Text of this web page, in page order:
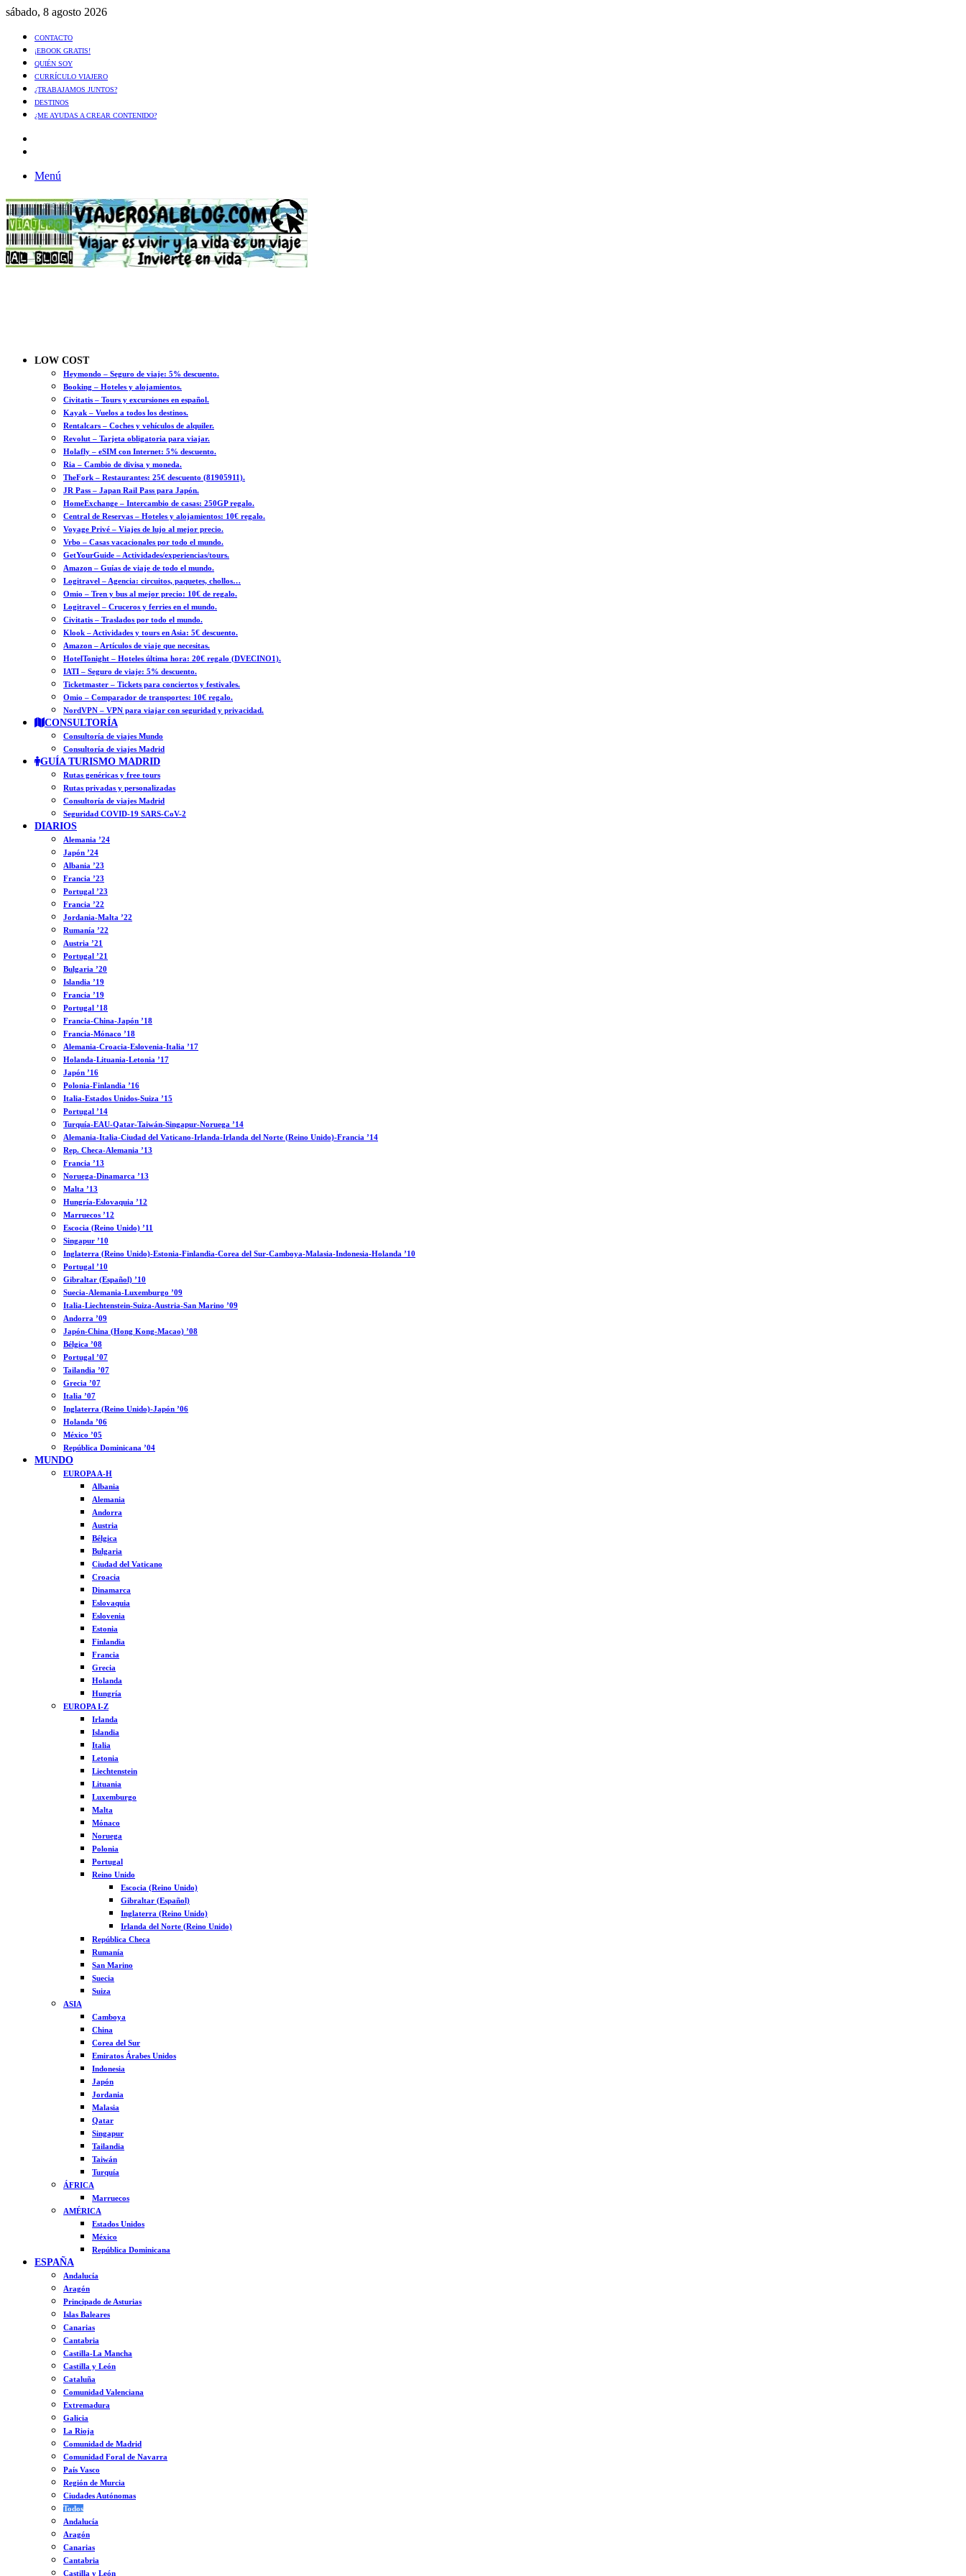
sábado, 8 agosto 2026
CONTACTO
¡EBOOK GRATIS!
QUIÉN SOY
CURRÍCULO VIAJERO
¿TRABAJAMOS JUNTOS?
DESTINOS
¿ME AYUDAS A CREAR CONTENIDO?
Menú
LOW COST
Heymondo – Seguro de viaje: 5% descuento.
Booking – Hoteles y alojamientos.
Civitatis – Tours y excursiones en español.
Kayak – Vuelos a todos los destinos.
Rentalcars – Coches y vehículos de alquiler.
Revolut – Tarjeta obligatoria para viajar.
Holafly – eSIM con Internet: 5% descuento.
Ria – Cambio de divisa y moneda.
TheFork – Restaurantes: 25€ descuento (81905911).
JR Pass – Japan Rail Pass para Japón.
HomeExchange – Intercambio de casas: 250GP regalo.
Central de Reservas – Hoteles y alojamientos: 10€ regalo.
Voyage Privé – Viajes de lujo al mejor precio.
Vrbo – Casas vacacionales por todo el mundo.
GetYourGuide – Actividades/experiencias/tours.
Amazon – Guías de viaje de todo el mundo.
Logitravel – Agencia: circuitos, paquetes, chollos…
Omio – Tren y bus al mejor precio: 10€ de regalo.
Logitravel – Cruceros y ferries en el mundo.
Civitatis – Traslados por todo el mundo.
Klook – Actividades y tours en Asia: 5€ descuento.
Amazon – Artículos de viaje que necesitas.
HotelTonight – Hoteles última hora: 20€ regalo (DVECINO1).
IATI – Seguro de viaje: 5% descuento.
Ticketmaster – Tickets para conciertos y festivales.
Omio – Comparador de transportes: 10€ regalo.
NordVPN – VPN para viajar con seguridad y privacidad.
CONSULTORÍA
Consultoría de viajes Mundo
Consultoría de viajes Madrid
GUÍA TURISMO MADRID
Rutas genéricas y free tours
Rutas privadas y personalizadas
Consultoría de viajes Madrid
Seguridad COVID-19 SARS-CoV-2
DIARIOS
Alemania ’24
Japón ’24
Albania ’23
Francia ’23
Portugal ’23
Francia ’22
Jordania-Malta ’22
Rumanía ’22
Austria ’21
Portugal ’21
Bulgaria ’20
Islandia ’19
Francia ’19
Portugal ’18
Francia-China-Japón ’18
Francia-Mónaco ’18
Alemania-Croacia-Eslovenia-Italia ’17
Holanda-Lituania-Letonia ’17
Japón ’16
Polonia-Finlandia ’16
Italia-Estados Unidos-Suiza ’15
Portugal ’14
Turquía-EAU-Qatar-Taiwán-Singapur-Noruega ’14
Alemania-Italia-Ciudad del Vaticano-Irlanda-Irlanda del Norte (Reino Unido)-Francia ’14
Rep. Checa-Alemania ’13
Francia ’13
Noruega-Dinamarca ’13
Malta ’13
Hungría-Eslovaquia ’12
Marruecos ’12
Escocia (Reino Unido) ’11
Singapur ’10
Inglaterra (Reino Unido)-Estonia-Finlandia-Corea del Sur-Camboya-Malasia-Indonesia-Holanda ’10
Portugal ’10
Gibraltar (Español) ’10
Suecia-Alemania-Luxemburgo ’09
Italia-Liechtenstein-Suiza-Austria-San Marino ’09
Andorra ’09
Japón-China (Hong Kong-Macao) ’08
Bélgica ’08
Portugal ’07
Tailandia ’07
Grecia ’07
Italia ’07
Inglaterra (Reino Unido)-Japón ’06
Holanda ’06
México ’05
República Dominicana ’04
MUNDO
EUROPA A-H
Albania
Alemania
Andorra
Austria
Bélgica
Bulgaria
Ciudad del Vaticano
Croacia
Dinamarca
Eslovaquia
Eslovenia
Estonia
Finlandia
Francia
Grecia
Holanda
Hungría
EUROPA I-Z
Irlanda
Islandia
Italia
Letonia
Liechtenstein
Lituania
Luxemburgo
Malta
Mónaco
Noruega
Polonia
Portugal
Reino Unido
Escocia (Reino Unido)
Gibraltar (Español)
Inglaterra (Reino Unido)
Irlanda del Norte (Reino Unido)
República Checa
Rumanía
San Marino
Suecia
Suiza
ASIA
Camboya
China
Corea del Sur
Emiratos Árabes Unidos
Indonesia
Japón
Jordania
Malasia
Qatar
Singapur
Tailandia
Taiwán
Turquía
ÁFRICA
Marruecos
AMÉRICA
Estados Unidos
México
República Dominicana
ESPAÑA
Andalucía
Aragón
Principado de Asturias
Islas Baleares
Canarias
Cantabria
Castilla-La Mancha
Castilla y León
Cataluña
Comunidad Valenciana
Extremadura
Galicia
La Rioja
Comunidad de Madrid
Comunidad Foral de Navarra
País Vasco
Región de Murcia
Ciudades Autónomas
Todos
Andalucía
Aragón
Canarias
Cantabria
Castilla y León